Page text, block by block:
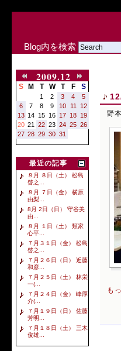
Blog内を検索
2009.12
S M T W T F S
1 2 3 4
5
6
7 8 9 10 11
12
13 14 15 16 17 18 19
20 21 22 23 24 25 26
27 28 29 30 31
最近の記事
８月 ８日（土） 松島
啓之...
８月 ７日（金） 横原
由梨...
8月 2日（日） 守谷美
由...
８月 １日（土） 類家
心平...
７月３１日（金） 松島
啓之...
７月２６日（日） 近藤
和彦...
７月２５日（土） 林栄
一(...
７月２４日（金） 峰厚
介(...
７月１９日（日） 佐藤
芳明...
７月１８日（土） 三木
俊雄...
野
も